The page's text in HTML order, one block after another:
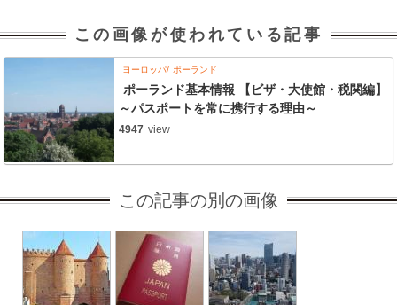
この画像が使われている記事
ヨーロッパ ポーランド
ポーランド基本情報 【ビザ・大使館・税関編】
～パスポートを常に携行する理由～
4947 view
この記事の別の画像